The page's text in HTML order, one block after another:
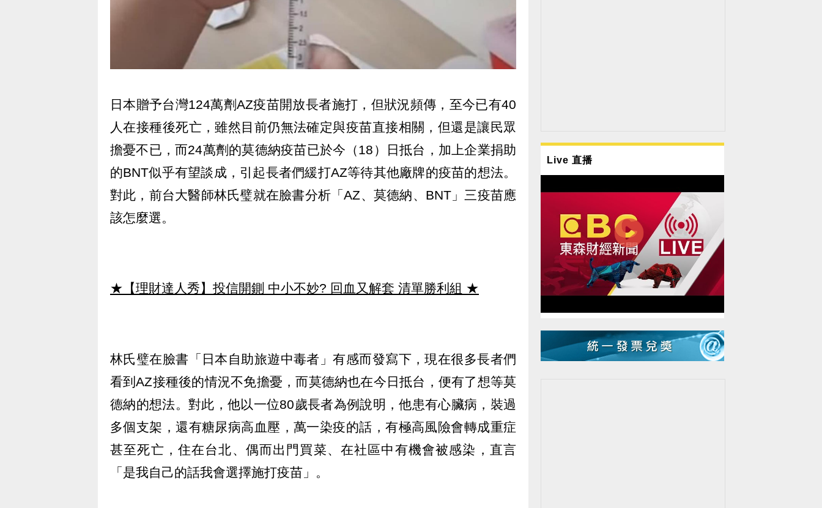
日本贈予台灣124萬劑AZ疫苗開放長者施打，但狀況頻傳，至今已有40
人在接種後死亡，雖然目前仍無法確定與疫苗直接相關，但還是讓民眾
擔憂不已，而24萬劑的莫德納疫苗已於今（18）日抵台，加上企業捐助
的BNT似乎有望談成，引起長者們緩打AZ等待其他廠牌的疫苗的想法。
對此，前台大醫師林氏璧就在臉書分析「AZ、莫德納、BNT」三疫苗應
該怎麼選。
★【理財達人秀】投信開鍘 中小不妙? 回血又解套 清單勝利組 ★
林氏璧在臉書「日本自助旅遊中毒者」有感而發寫下，現在很多長者們
看到AZ接種後的情況不免擔憂，而莫德納也在今日抵台，便有了想等莫
德納的想法。對此，他以一位80歲長者為例說明，他患有心臟病，裝過
多個支架，還有糖尿病高血壓，萬一染疫的話，有極高風險會轉成重症
甚至死亡，住在台北、偶而出門買菜、在社區中有機會被感染，直言
「是我自己的話我會選擇施打疫苗」。
Live 直播